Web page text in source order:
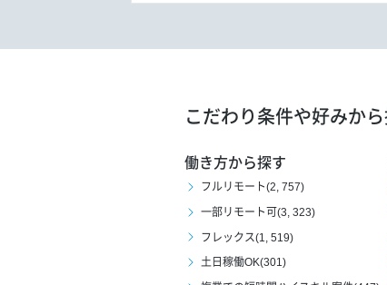
こだわり条件や好みか
働き方から探す
フルリモート(2, 757)
一部リモート可(3, 323)
フレックス(1, 519)
土日稼働OK(301)